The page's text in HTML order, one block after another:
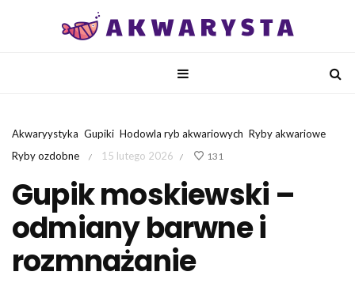
Akwaryystyka Gupiki Hodowla ryb akwariowych Ryby akwariowe
Ryby ozdobne
/ 15 lutego 2026 / 131
Gupik moskiewski –
odmiany barwne i
rozmnażanie